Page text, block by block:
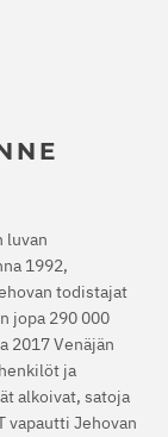
luvan
1992,
todistajat
jopa 290 000
2017 Venäjän
ja
alkoivat, satoja
vapautti Jehovan